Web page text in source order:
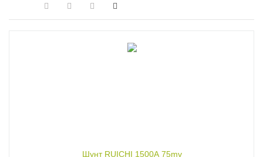
Шунт RUICHI 1500А 75mv